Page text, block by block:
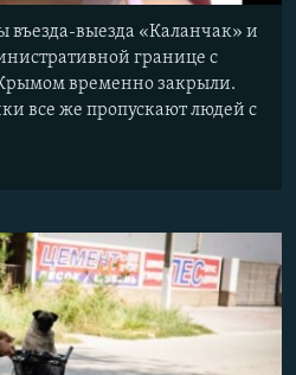
въезда-выезда «Каланчак» и
границе с
временно закрыли.
все же пропускают людей с